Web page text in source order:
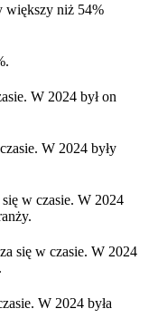
większy niż 54%
W 2024 był on
W 2024 były
w czasie. W 2024
się w czasie. W 2024
W 2024 była